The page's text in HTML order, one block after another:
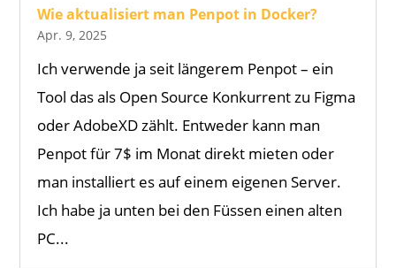
Wie aktualisiert man Penpot in Docker?
Apr. 9, 2025
Ich verwende ja seit längerem Penpot – ein
Tool das als Open Source Konkurrent zu Figma
oder AdobeXD zählt. Entweder kann man
Penpot für 7$ im Monat direkt mieten oder
man installiert es auf einem eigenen Server.
Ich habe ja unten bei den Füssen einen alten
PC...